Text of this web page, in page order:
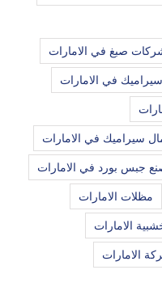
صبغ في الامارات
في الامارات
سيراميك في الامارات
جبس بورد في الامارات
مظلات الامارات
الامارات
الامارات